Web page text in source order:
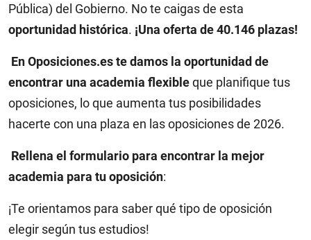
Pública) del Gobierno. No te caigas de esta
oportunidad histórica. ¡Una oferta de 40.146 plazas!
En Oposiciones.es te damos la oportunidad de
encontrar una academia flexibleque planifique tus
oposiciones, lo que aumenta tus posibilidades
hacerte con una plaza en las oposiciones de 2026.
Rellena el formulario para encontrar la mejor
academia para tu oposición:
¡Te orientamos para saber qué tipo de oposición
elegir según tus estudios!